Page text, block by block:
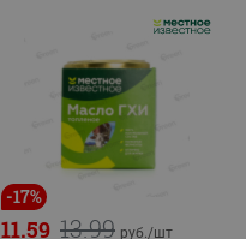
-17%
13.99
11.59 руб./шт